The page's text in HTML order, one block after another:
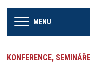
MENU
KONFERENCE,